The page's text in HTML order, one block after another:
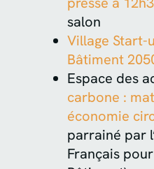
salon
Village Start-
Bâtiment
Espace des
carbone :
économie
parrainé par
Français